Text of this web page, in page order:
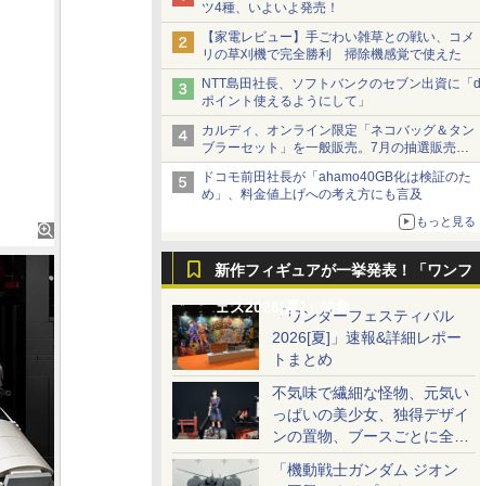
ツ4種、いよいよ発売！
【家電レビュー】手ごわい雑草との戦い、コメ
リの草刈機で完全勝利 掃除機感覚で使えた
NTT島田社長、ソフトバンクのセブン出資に「d
ポイント使えるようにして」
カルディ、オンライン限定「ネコバッグ＆タン
ブラーセット」を一般販売。7月の抽選販売の
当選無効分
ドコモ前田社長が「ahamo40GB化は検証のた
め」、料金値上げへの考え方にも言及
もっと見る
新作フィギュアが一挙発表！「ワンフ
ェス2026[夏]」特集「ワンダーフェスティバル
2026[夏]」速報&詳細レポー
トまとめ
不気味で繊細な怪物、元気い
っぱいの美少女、独得デザイ
ンの置物、ブースごとに全く
異なる世界が広がる一般ディ
ーラーフォトレポート
「機動戦士ガンダム ジオン